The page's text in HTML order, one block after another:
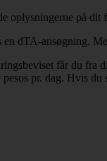
på dit
dTA-ansøgning.
får du
pr. dag. Hvis